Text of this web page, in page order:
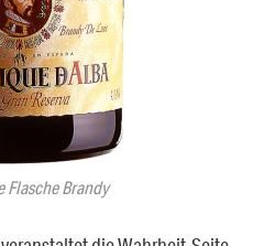
Flasche Brandy